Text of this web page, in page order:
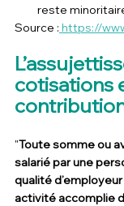
reste
Source : https://
cotisations
"Toute somme ou
salarié par une
qualité
activité accomplie